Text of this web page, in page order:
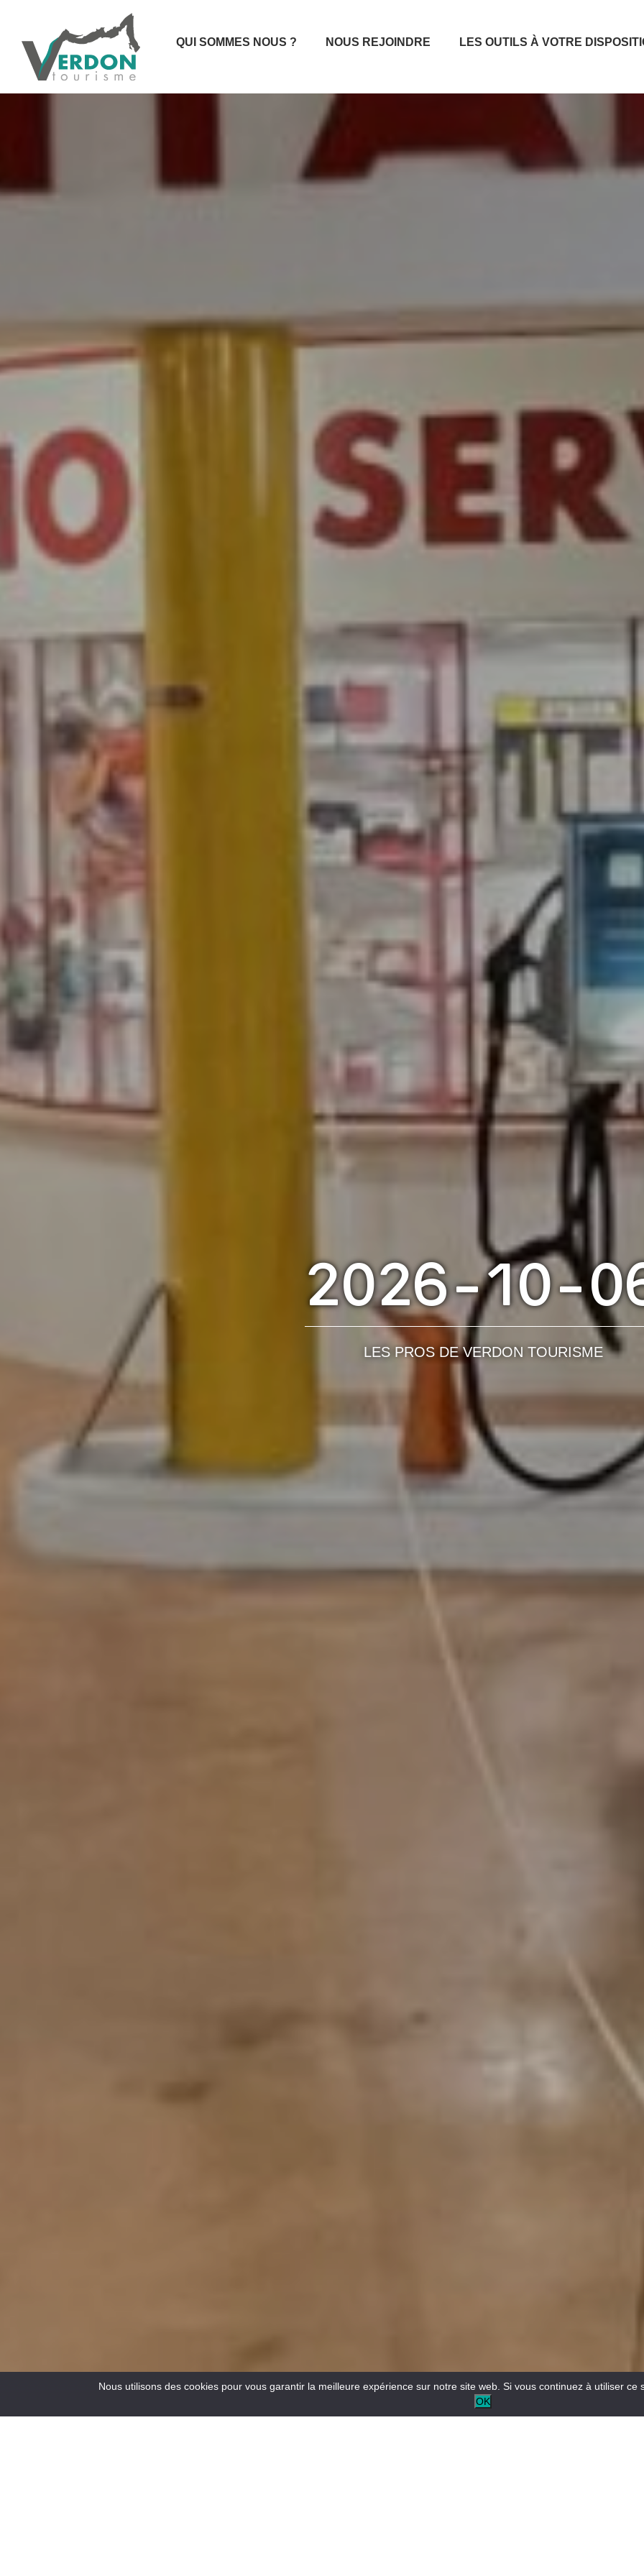
QUI SOMMES NOUS ? NOUS REJOINDRE LES OUTILS À VOTRE
2026-10-
LES PROS DE VERDON TOURISME
Nous utilisons des cookies pour vous garantir la meilleure expérience sur notre site web. Si vous continuez à utiliser
OK